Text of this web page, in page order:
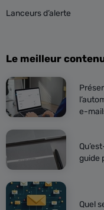
Lanceurs d’alerte
Le meilleur
e-
guide
Quel